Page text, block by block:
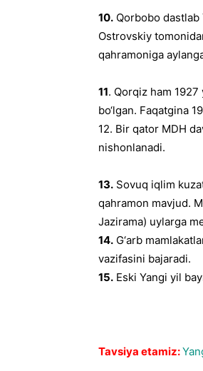
10. Qorbobo dastlab
Ostrovskiy
qahramoniga
11. Qorqiz ham
bo‘lgan. Faqatgina
12. Bir qator MDH
nishonlanadi.
13. Sovuq iqlim
qahramon mavjud.
Jazirama) uylarga
14. G‘arb
vazifasini bajaradi.
15. Eski Yangi yil
Tavsiya etamiz: